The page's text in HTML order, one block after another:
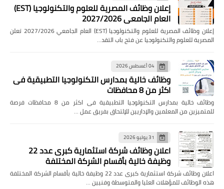
إعلان وظائف المصرية للعلوم والتكنولوجيا (EST)
العام الجامعي 2027/2026
إعلان وظائف المصرية للعلوم والتكنولوجيا (EST) العام الجامعي 2027/2026 تعلن
المصرية للعلوم والتكنولوجيا عن فتح باب التقد…
04 أغسطس 2026
وظائف خالية بمدارس التكنولوجيا التطبيقية فى
اكثر من 8 محافظات
وظائف خالية بمدارس التكنولوجيا التطبيقية فى اكثر من 8 محافظات فرصة
للمتميزين من المعلمين والإداريين للإلتحاق بفريق عمل …
31 يوليو 2026
اعلان وظائف شركة استثمارية كبرى عدد 22
وظيفة خالية بأقسام الشركة المختلفة
اعلان وظائف شركة استثمارية كبرى عدد 22 وظيفة خالية بأقسام الشركة المختلفة
هذه الوظائف للمؤهلات العليا والمتوسطة وفنيين …